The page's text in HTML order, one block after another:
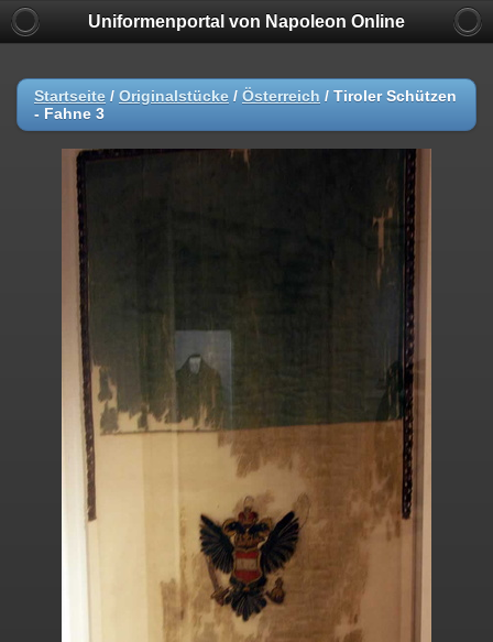
Uniformenportal von Napoleon Online
Startseite / Originalstücke / Österreich / Tiroler Schützen
- Fahne 3